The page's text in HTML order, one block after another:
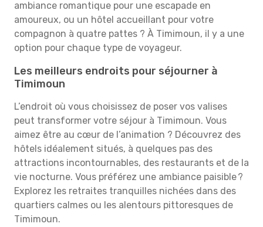
ambiance romantique pour une escapade en
amoureux, ou un hôtel accueillant pour votre
compagnon à quatre pattes ? À Timimoun, il y a une
option pour chaque type de voyageur.
Les meilleurs endroits pour séjourner à
Timimoun
L’endroit où vous choisissez de poser vos valises
peut transformer votre séjour à Timimoun. Vous
aimez être au cœur de l’animation ? Découvrez des
hôtels idéalement situés, à quelques pas des
attractions incontournables, des restaurants et de la
vie nocturne. Vous préférez une ambiance paisible ?
Explorez les retraites tranquilles nichées dans des
quartiers calmes ou les alentours pittoresques de
Timimoun.